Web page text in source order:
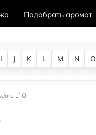
Подобрать аромат
I J K L M N O
L`Or